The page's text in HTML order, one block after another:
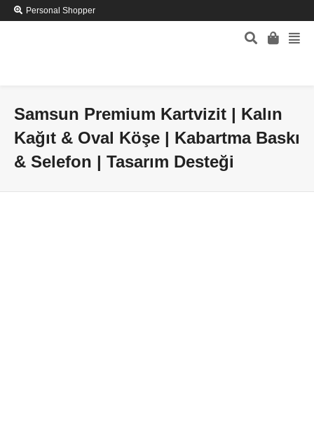
Personal Shopper
Samsun Premium Kartvizit | Kalın
Kağıt & Oval Köşe | Kabartma Baskı
& Selefon | Tasarım Desteği